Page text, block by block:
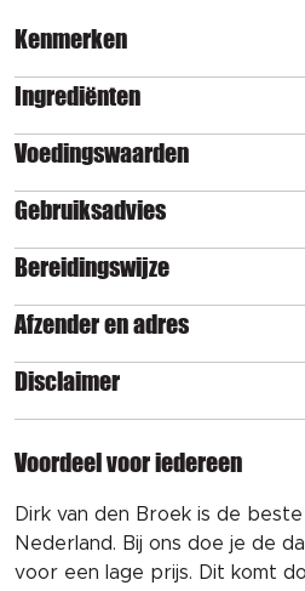
Kenmerken
Ingrediënten
Voedingswaarden
Gebruiksadvies
Bereidingswijze
Afzender en adres
Disclaimer
Voordeel voor iedereen
Dirk van den Broek is de
Nederland. Bij ons doe je de
voor een lage prijs. Dit komt